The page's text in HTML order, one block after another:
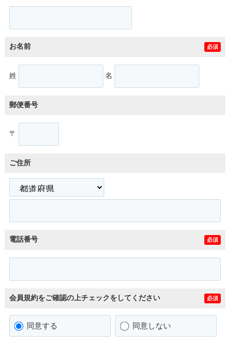
お名前 必須
姓 名
郵便番号
〒
ご住所
電話番号 必須
会員規約をご確認の上チェックをしてください 必須
同意する 同意しない